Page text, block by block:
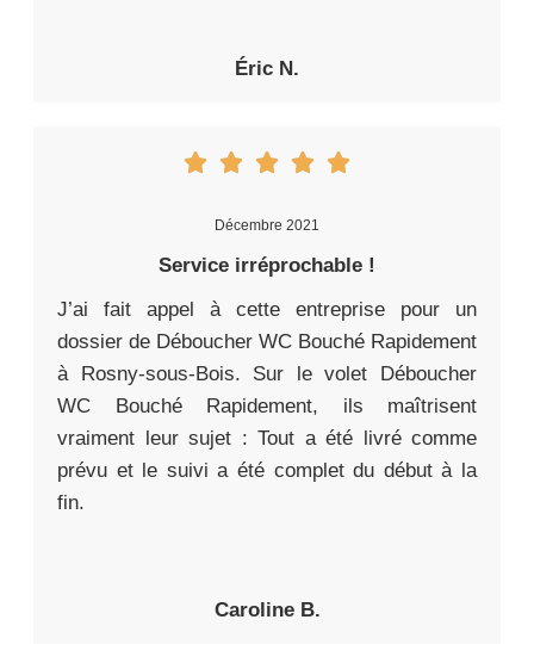
Éric N.
Décembre 2021
Service irréprochable !
J’ai fait appel à cette entreprise pour un
dossier de Déboucher WC Bouché Rapidement
à Rosny-sous-Bois. Sur le volet Déboucher
WC Bouché Rapidement, ils maîtrisent
vraiment leur sujet : Tout a été livré comme
prévu et le suivi a été complet du début à la
fin.
Caroline B.